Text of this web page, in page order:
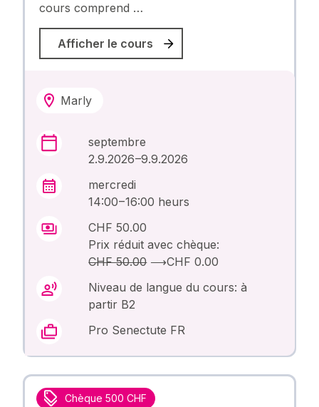
cours comprend …
Afficher le cours
Marly
septembre
2.9.2026 –9.9.2026
mercredi
14:00 – 16:00 heurs
CHF 50.00
Prix réduit avec chèque:
CHF 50.00⟶CHF 0.00
Niveau de langue du cours: à
partir B2
Pro Senectute FR
Chèque 500 CHF